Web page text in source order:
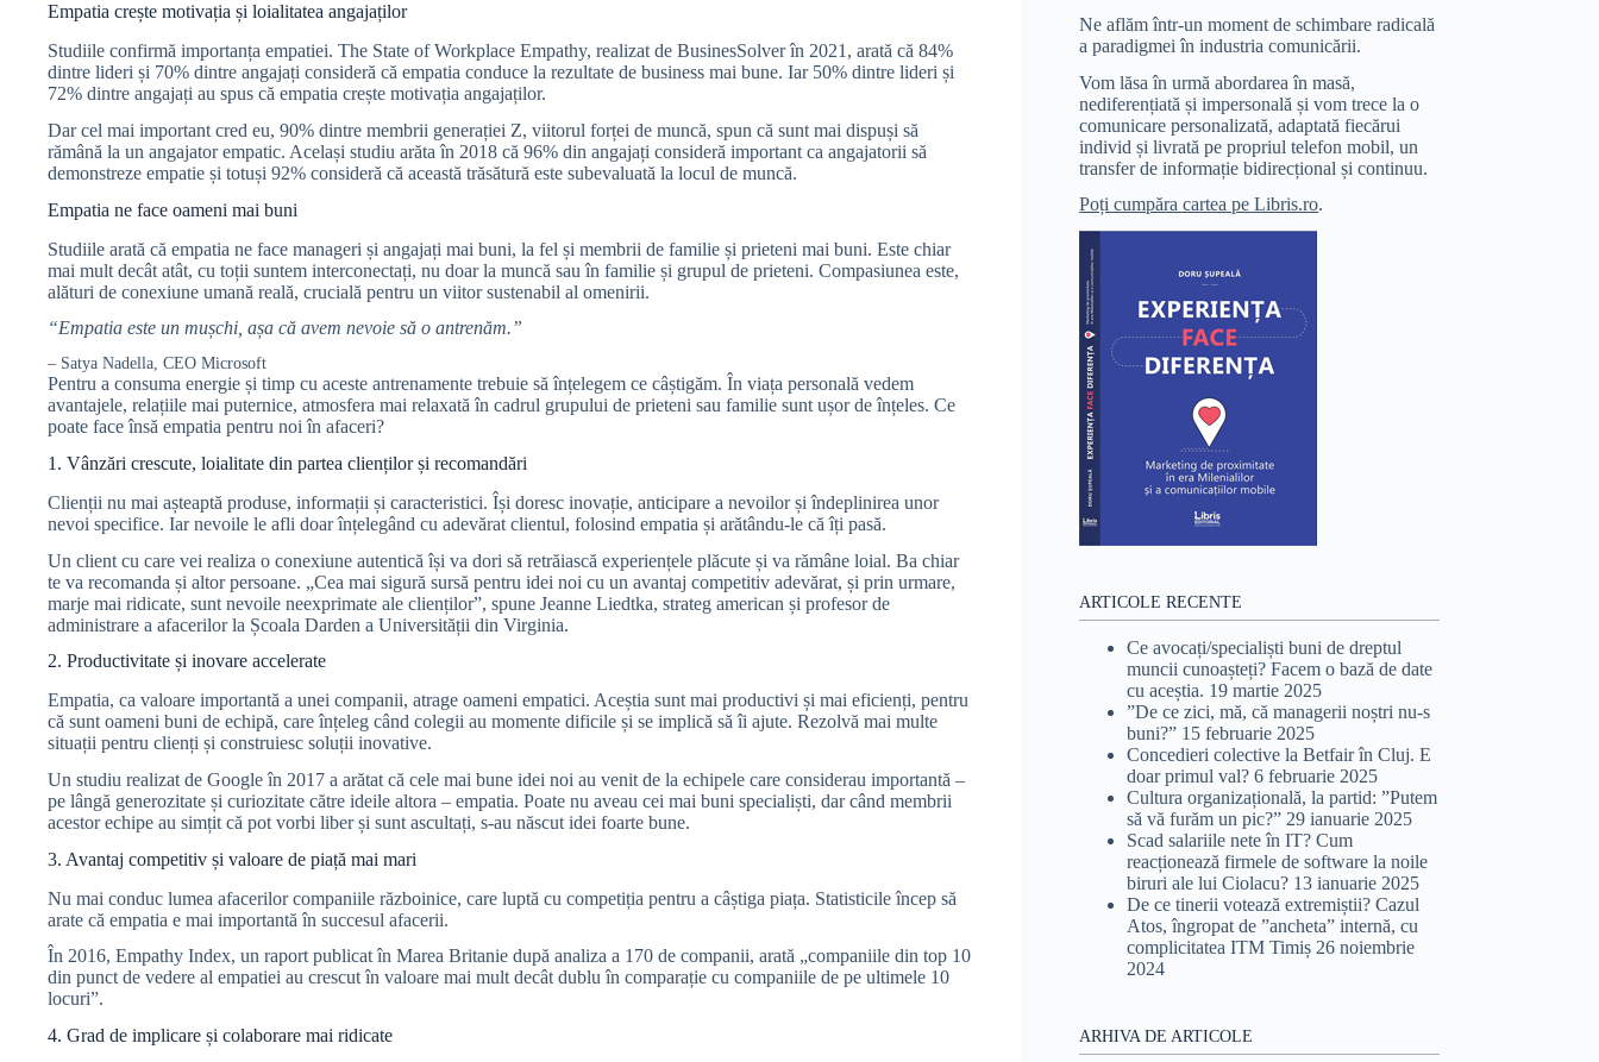
Empatia crește motivația și loialitatea angajaților
Studiile confirmă importanța empatiei. The State of Workplace Empathy, realizat de BusinesSolver în 2021, arată că 84%
dintre lideri și 70% dintre angajați consideră că empatia conduce la rezultate de business mai bune. Iar 50% dintre lideri și
72% dintre angajați au spus că empatia crește motivația angajaților.
Dar cel mai important cred eu, 90% dintre membrii generației Z, viitorul forței de muncă, spun că sunt mai dispuși să
rămână la un angajator empatic. Același studiu arăta în 2018 că 96% din angajați consideră important ca angajatorii să
demonstreze empatie și totuși 92% consideră că această trăsătură este subevaluată la locul de muncă.
Empatia ne face oameni mai buni
Studiile arată că empatia ne face manageri și angajați mai buni, la fel și membrii de familie și prieteni mai buni. Este chiar
mai mult decât atât, cu toții suntem interconectați, nu doar la muncă sau în familie și grupul de prieteni. Compasiunea este,
alături de conexiune umană reală, crucială pentru un viitor sustenabil al omenirii.
“Empatia este un mușchi, așa că avem nevoie să o antrenăm.”
– Satya Nadella, CEO Microsoft
Pentru a consuma energie și timp cu aceste antrenamente trebuie să înțelegem ce câștigăm. În viața personală vedem
avantajele, relațiile mai puternice, atmosfera mai relaxată în cadrul grupului de prieteni sau familie sunt ușor de înțeles. Ce
poate face însă empatia pentru noi în afaceri?
1. Vânzări crescute, loialitate din partea clienților și recomandări
Clienții nu mai așteaptă produse, informații și caracteristici. Își doresc inovație, anticipare a nevoilor și îndeplinirea unor
nevoi specifice. Iar nevoile le afli doar înțelegând cu adevărat clientul, folosind empatia și arătându-le că îți pasă.
Un client cu care vei realiza o conexiune autentică își va dori să retrăiască experiențele plăcute și va rămâne loial. Ba chiar
te va recomanda și altor persoane. „Cea mai sigură sursă pentru idei noi cu un avantaj competitiv adevărat, și prin urmare,
marje mai ridicate, sunt nevoile neexprimate ale clienților”, spune Jeanne Liedtka, strateg american și profesor de
administrare a afacerilor la Școala Darden a Universității din Virginia.
2. Productivitate și inovare accelerate
Empatia, ca valoare importantă a unei companii, atrage oameni empatici. Aceștia sunt mai productivi și mai eficienți, pentru
că sunt oameni buni de echipă, care înțeleg când colegii au momente dificile și se implică să îi ajute. Rezolvă mai multe
situații pentru clienți și construiesc soluții inovative.
Un studiu realizat de Google în 2017 a arătat că cele mai bune idei noi au venit de la echipele care considerau importantă –
pe lângă generozitate și curiozitate către ideile altora – empatia. Poate nu aveau cei mai buni specialiști, dar când membrii
acestor echipe au simțit că pot vorbi liber și sunt ascultați, s-au născut idei foarte bune.
3. Avantaj competitiv și valoare de piață mai mari
Nu mai conduc lumea afacerilor companiile războinice, care luptă cu competiția pentru a câștiga piața. Statisticile încep să
arate că empatia e mai importantă în succesul afacerii.
În 2016, Empathy Index, un raport publicat în Marea Britanie după analiza a 170 de companii, arată „companiile din top 10
din punct de vedere al empatiei au crescut în valoare mai mult decât dublu în comparație cu companiile de pe ultimele 10
locuri”.
4. Grad de implicare și colaborare mai ridicate
Ne aflăm într-un moment de schimbare radicală
a paradigmei în industria comunicării.
Vom lăsa în urmă abordarea în masă,
nediferențiată și impersonală și vom trece la o
comunicare personalizată, adaptată fiecărui
individ și livrată pe propriul telefon mobil, un
transfer de informație bidirecțional și continuu.
Poți cumpăra cartea pe Libris.ro.
ARTICOLE RECENTE
Ce avocați/specialiști buni de dreptul
muncii cunoașteți? Facem o bază de date
cu aceștia. 19 martie 2025
”De ce zici, mă, că managerii noștri nu-s
buni?” 15 februarie 2025
Concedieri colective la Betfair în Cluj. E
doar primul val? 6 februarie 2025
Cultura organizațională, la partid: ”Putem
să vă furăm un pic?” 29 ianuarie 2025
Scad salariile nete în IT? Cum
reacționează firmele de software la noile
biruri ale lui Ciolacu? 13 ianuarie 2025
De ce tinerii votează extremiștii? Cazul
Atos, îngropat de ”ancheta” internă, cu
complicitatea ITM Timiș 26 noiembrie
2024
ARHIVA DE ARTICOLE